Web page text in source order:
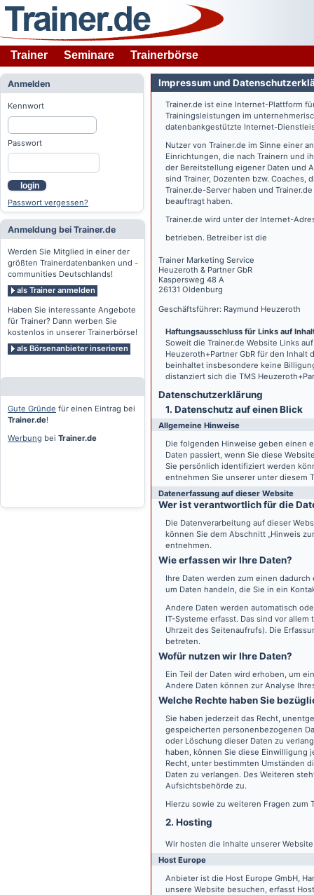
Trainer Seminare Trainerbörse
Anmelden
Kennwort
Passwort
login
Passwort vergessen?
Anmeldung bei Trainer.de
Werden Sie Mitglied in einer der
größten Trainerdatenbanken und -
communities Deutschlands!
als Trainer anmelden
Haben Sie interessante Angebote
für Trainer? Dann werben Sie
kostenlos in unserer Trainerbörse!
als Börsenanbieter inserieren
Gute Gründe für einen Eintrag bei
Trainer.de!
Werbung bei Trainer.de
Impressum und
Trainer.de ist eine Internet-Plattform
Trainingsleistungen im
datenbankgestützte Internet-
Nutzer von Trainer.de im Sinne einer
Einrichtungen, die nach Trainern und
der Bereitstellung eigener Daten und
sind Trainer, Dozenten bzw.
Trainer.de-Server haben und Trainer.de
beauftragt haben.
Trainer.de wird unter der Internet-
betrieben. Betreiber ist die
Trainer Marketing Service
Heuzeroth & Partner GbR
Kaspersweg 48 A
26131 Oldenburg
Geschäftsführer: Raymund Heuzeroth
Haftungsausschluss für Links auf
Soweit die Trainer.de Website Links
Heuzeroth+Partner GbR für den Inhalt
beinhaltet insbesondere keine
distanziert sich die TMS
Datenschutz­erklärung
1. Datenschutz auf einen Blick
Allgemeine Hinweise
Die folgenden Hinweise geben einen
Daten passiert, wenn Sie diese
Sie persönlich identifiziert werden
entnehmen Sie unserer unter diesem
Datenerfassung auf dieser Website
Wer ist verantwortlich für die
Die Datenverarbeitung auf dieser
können Sie dem Abschnitt „Hinweis
entnehmen.
Wie erfassen wir Ihre Daten?
Ihre Daten werden zum einen
um Daten handeln, die Sie in ein
Andere Daten werden automatisch
IT-Systeme erfasst. Das sind vor
Uhrzeit des Seitenaufrufs). Die
betreten.
Wofür nutzen wir Ihre Daten?
Ein Teil der Daten wird erhoben, um
Andere Daten können zur Analyse
Welche Rechte haben Sie
Sie haben jederzeit das Recht,
gespeicherten personenbezogenen
oder Löschung dieser Daten zu
haben, können Sie diese Einwilligung
Recht, unter bestimmten Umständen
Daten zu verlangen. Des Weiteren
Aufsichtsbehörde zu.
Hierzu sowie zu weiteren Fragen zum
2. Hosting
Wir hosten die Inhalte unserer
Host Europe
Anbieter ist die Host Europe GmbH,
unsere Website besuchen, erfasst